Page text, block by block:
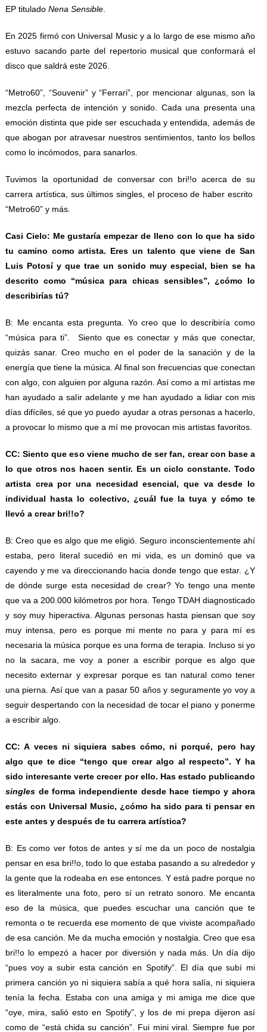
EP titulado Nena Sensible.
En 2025 firmó con Universal Music y a lo largo de ese mismo año
estuvo sacando parte del repertorio musical que conformará el
disco que saldrá este 2026.
“Metro60”, “Souvenir” y “Ferrari”, por mencionar algunas, son la
mezcla perfecta de intención y sonido. Cada una presenta una
emoción distinta que pide ser escuchada y entendida, además de
que abogan por atravesar nuestros sentimientos, tanto los bellos
como lo incómodos, para sanarlos.
Tuvimos la oportunidad de conversar con bri!!o acerca de su
carrera artística, sus últimos singles, el proceso de haber escrito
“Metro60” y más.
Casi Cielo: Me gustaría empezar de lleno con lo que ha sido
tu camino como artista. Eres un talento que viene de San
Luis Potosí y que trae un sonido muy especial, bien se ha
descrito como “música para chicas sensibles”, ¿cómo lo
describirías tú?
B: Me encanta esta pregunta. Yo creo que lo describiría como
“música para ti”. Siento que es conectar y más que conectar,
quizás sanar. Creo mucho en el poder de la sanación y de la
energía que tiene la música. Al final son frecuencias que conectan
con algo, con alguien por alguna razón. Así como a mí artistas me
han ayudado a salir adelante y me han ayudado a lidiar con mis
días difíciles, sé que yo puedo ayudar a otras personas a hacerlo,
a provocar lo mismo que a mí me provocan mis artistas favoritos.
CC: Siento que eso viene mucho de ser fan, crear con base a
lo que otros nos hacen sentir. Es un ciclo constante. Todo
artista crea por una necesidad esencial, que va desde lo
individual hasta lo colectivo, ¿cuál fue la tuya y cómo te
llevó a crear bri!!o?
B: Creo que es algo que me eligió. Seguro inconscientemente ahí
estaba, pero literal sucedió en mi vida, es un dominó que va
cayendo y me va direccionando hacia donde tengo que estar. ¿Y
de dónde surge esta necesidad de crear? Yo tengo una mente
que va a 200.000 kilómetros por hora. Tengo TDAH diagnosticado
y soy muy hiperactiva. Algunas personas hasta piensan que soy
muy intensa, pero es porque mi mente no para y para mí es
necesaria la música porque es una forma de terapia. Incluso si yo
no la sacara, me voy a poner a escribir porque es algo que
necesito externar y expresar porque es tan natural como tener
una pierna. Así que van a pasar 50 años y seguramente yo voy a
seguir despertando con la necesidad de tocar el piano y ponerme
a escribir algo.
CC: A veces ni siquiera sabes cómo, ni porqué, pero hay
algo que te dice “tengo que crear algo al respecto”. Y ha
sido interesante verte crecer por ello. Has estado publicando
singles de forma independiente desde hace tiempo y ahora
estás con Universal Music, ¿cómo ha sido para ti pensar en
este antes y después de tu carrera artística?
B: Es como ver fotos de antes y sí me da un poco de nostalgia
pensar en esa bri!!o, todo lo que estaba pasando a su alrededor y
la gente que la rodeaba en ese entonces. Y está padre porque no
es literalmente una foto, pero sí un retrato sonoro. Me encanta
eso de la música, que puedes escuchar una canción que te
remonta o te recuerda ese momento de que viviste acompañado
de esa canción. Me da mucha emoción y nostalgia. Creo que esa
bri!!o lo empezó a hacer por diversión y nada más. Un día dijo
“pues voy a subir esta canción en Spotify”. El día que subí mi
primera canción yo ni siquiera sabía a qué hora salía, ni siquiera
tenía la fecha. Estaba con una amiga y mi amiga me dice que
“oye, mira, salió esto en Spotify”, y los de mi prepa dijeron así
como de “está chida su canción”. Fui mini viral. Siempre fue por